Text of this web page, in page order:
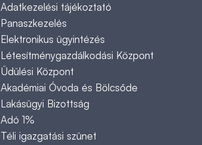
Adatkezelési tájékoztató
Panaszkezelés
Elektronikus ügyintézés
Létesítménygazdálkodási Központ
Üdülési Központ
Akadémiai Óvoda és Bölcsőde
Lakásügyi Bizottság
Adó 1%
Téli igazgatási szünet